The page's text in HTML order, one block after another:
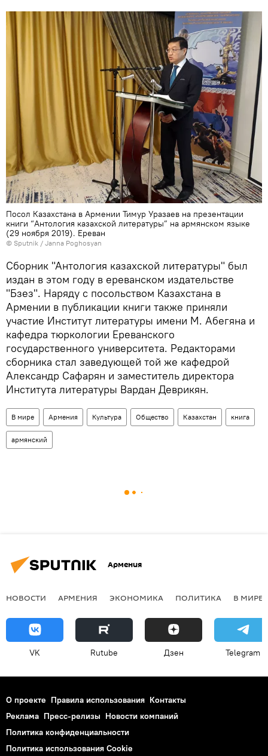
Посол Казахстана в Армении Тимур Уразаев на презентации
книги “Антология казахской литературы” на армянском языке
(29 ноября 2019). Еревaн
© Sputnik / Janna Poghosyan
Сборник "Антология казахской литературы" был
издан в этом году в ереванском издательстве
"Бзез". Наряду с посольством Казахстана в
Армении в публикации книги также приняли
участие Институт литературы имени М. Абегяна и
кафедра тюркологии Ереванского
государственного университета. Редакторами
сборника стал заведующей той же кафедрой
Александр Сафарян и заместитель директора
Института литературы Вардан Деврикян.
В мире Армения Культура Общество Казахстан книга
армянский
Армения
НОВОСТИ АРМЕНИЯ ЭКОНОМИКА ПОЛИТИКА В МИРЕ
VK Rutube Дзен Telegram
О проекте Правила использования Контакты
Реклама Пресс-релизы Новости компаний
Политика конфиденциальности
Политика использования Cookie